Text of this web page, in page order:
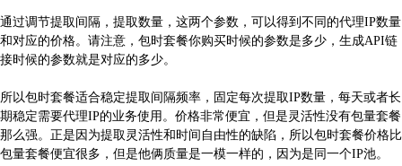
通过调节提取间隔，提取数量，这两个参数，可以得到不同的代理IP数量
和对应的价格。请注意，包时套餐你购买时候的参数是多少，生成API链
接时候的参数就是对应的多少。
所以包时套餐适合稳定提取间隔频率，固定每次提取IP数量，每天或者长
期稳定需要代理IP的业务使用。价格非常便宜，但是灵活性没有包量套餐
那么强。正是因为提取灵活性和时间自由性的缺陷，所以包时套餐价格比
包量套餐便宜很多，但是他俩质量是一模一样的，因为是同一个IP池。